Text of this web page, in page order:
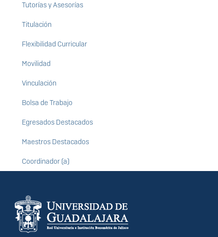
Tutorías y Asesorías
Titulación
Flexibilidad Curricular
Movilidad
Vinculación
Bolsa de Trabajo
Egresados Destacados
Maestros Destacados
Coordinador (a)
Información del
portal